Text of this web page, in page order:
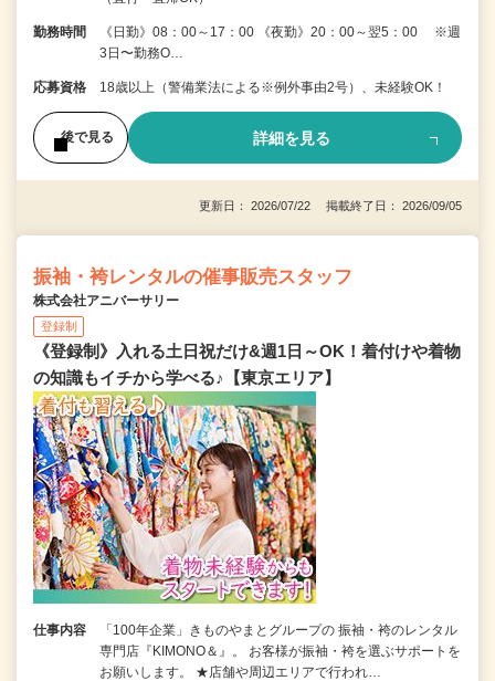
勤務時間
《日勤》08：00～17：00 《夜勤》20：00～翌5：00 ※週
3日〜勤務O…
応募資格 18歳以上（警備業法による※例外事由2号）、未経験OK！
後で見る 詳細を見る
更新日： 2026/07/22 掲載終了日： 2026/09/05
振袖・袴レンタルの催事販売スタッフ
株式会社アニバーサリー
登録制
《登録制》入れる土日祝だけ&週1日～OK！着付けや着物
の知識もイチから学べる♪【東京エリア】
仕事内容
「100年企業」きものやまとグループの 振袖・袴のレンタル
専門店『KIMONO＆』。 お客様が振袖・袴を選ぶサポートを
お願いします。 ★店舗や周辺エリアで行われ…